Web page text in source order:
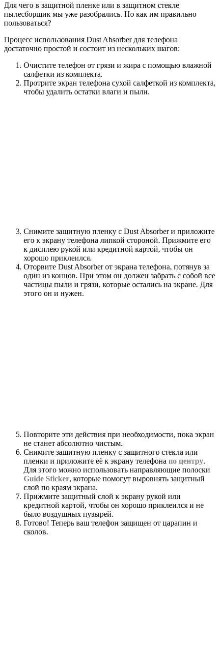
Для чего в защитной пленке или в защитном стекле
пылесборщик мы уже разобрались. Но как им правильно
пользоваться?
Процесс использования Dust Absorber для телефона
достаточно простой и состоит из нескольких шагов:
Очистите телефон от грязи и жира с помощью влажной
салфетки из комплекта.
Протрите экран телефона сухой салфеткой из комплекта,
чтобы удалить остатки влаги и пыли.
Снимите защитную пленку с Dust Absorber и приложите
его к экрану телефона липкой стороной. Прижмите его
к дисплею рукой или кредитной картой, чтобы он
хорошо приклеился.
Оторвите Dust Absorber от экрана телефона, потянув за
один из концов. При этом он должен забрать с собой все
частицы пыли и грязи, которые остались на экране. Для
этого он и нужен.
Повторите эти действия при необходимости, пока экран
не станет абсолютно чистым.
Снимите защитную пленку с защитного стекла или
пленки и приложите её к экрану телефона по центру.
Для этого можно использовать направляющие полоски
Guide Sticker, которые помогут выровнять защитный
слой по краям экрана.
Прижмите защитный слой к экрану рукой или
кредитной картой, чтобы он хорошо приклеился и не
было воздушных пузырей.
Готово! Теперь ваш телефон защищен от царапин и
сколов.